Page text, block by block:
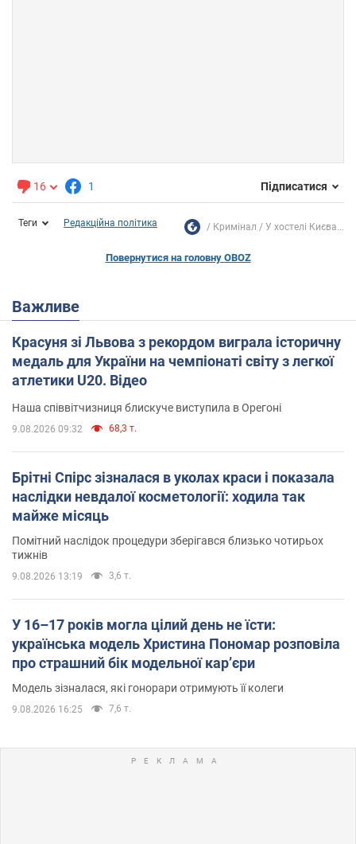
16 1 Підписатися
Теги Редакційна політика Кримінал У хостелі Києва...
Повернутися на головну OBOZ
Важливе
Красуня зі Львова з рекордом виграла історичну
медаль для України на чемпіонаті світу з легкої
атлетики U20. Відео
Наша співвітчизниця блискуче виступила в Орегоні
9.08.2026 09:32 68,3 т.
Брітні Спірс зізналася в уколах краси і показала
наслідки невдалої косметології: ходила так
майже місяць
Помітний наслідок процедури зберігався близько чотирьох
тижнів
9.08.2026 13:19 3,6 т.
У 16–17 років могла цілий день не їсти:
українська модель Христина Пономар розповіла
про страшний бік модельної кар’єри
Модель зізналася, які гонорари отримують її колеги
9.08.2026 16:25 7,6 т.